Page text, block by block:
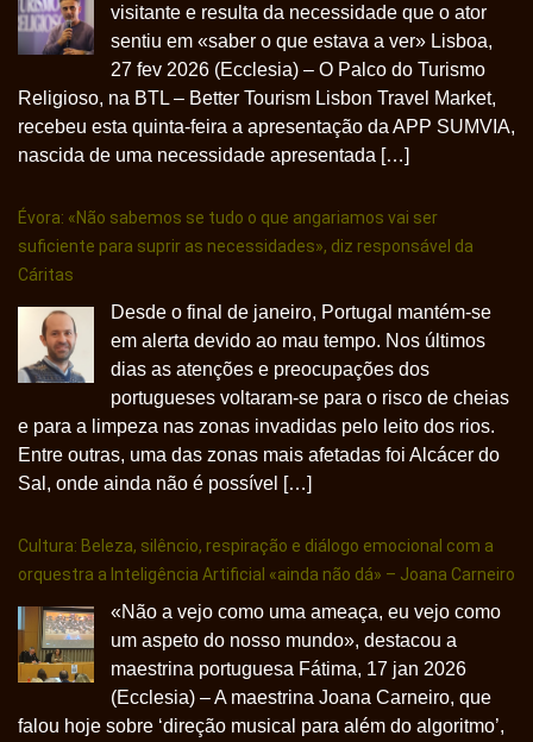
visitante e resulta da necessidade que o ator
sentiu em «saber o que estava a ver» Lisboa,
27 fev 2026 (Ecclesia) – O Palco do Turismo
Religioso, na BTL – Better Tourism Lisbon Travel Market,
recebeu esta quinta-feira a apresentação da APP SUMVIA,
nascida de uma necessidade apresentada […]
Évora: «Não sabemos se tudo o que angariamos vai ser
suficiente para suprir as necessidades», diz responsável da
Cáritas
Desde o final de janeiro, Portugal mantém-se
em alerta devido ao mau tempo. Nos últimos
dias as atenções e preocupações dos
portugueses voltaram-se para o risco de cheias
e para a limpeza nas zonas invadidas pelo leito dos rios.
Entre outras, uma das zonas mais afetadas foi Alcácer do
Sal, onde ainda não é possível […]
Cultura: Beleza, silêncio, respiração e diálogo emocional com a
orquestra a Inteligência Artificial «ainda não dá» – Joana Carneiro
«Não a vejo como uma ameaça, eu vejo como
um aspeto do nosso mundo», destacou a
maestrina portuguesa Fátima, 17 jan 2026
(Ecclesia) – A maestrina Joana Carneiro, que
falou hoje sobre ‘direção musical para além do algoritmo’,